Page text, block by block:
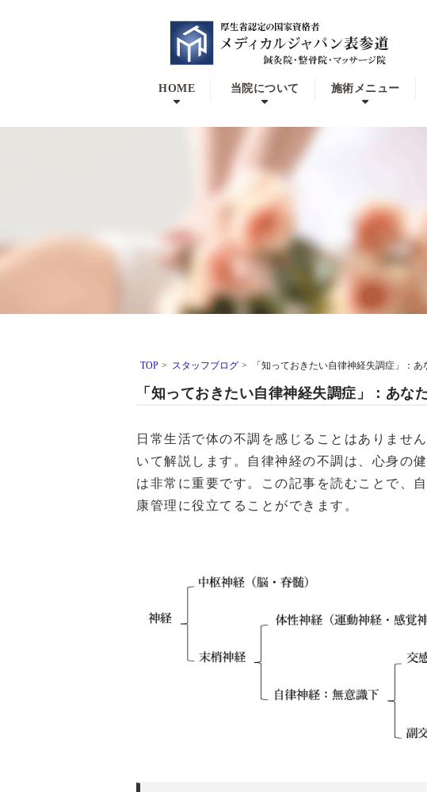
HOME 当院について 施術メニュー
TOP > スタッフブログ> 「知っておきたい自律神経失調症」：
「知っておきたい自律神経失調症」：あな
日常生活で体の不調を感じることはありませ
いて解説します。自律神経の不調は、心身の
は非常に重要です。この記事を読むことで、
康管理に役立てることができます。